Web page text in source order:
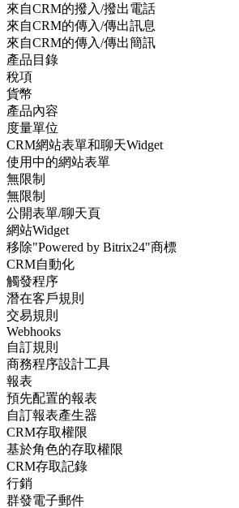
來自CRM的撥入/撥出電話
來自CRM的傳入/傳出訊息
來自CRM的傳入/傳出簡訊
產品目錄
稅項
貨幣
產品內容
度量單位
CRM網站表單和聊天Widget
使用中的網站表單
無限制
無限制
公開表單/聊天頁
網站Widget
移除"Powered by Bitrix24"商標
CRM自動化
觸發程序
潛在客戶規則
交易規則
Webhooks
自訂規則
商務程序設計工具
報表
預先配置的報表
自訂報表產生器
CRM存取權限
基於角色的存取權限
CRM存取記錄
行銷
群發電子郵件